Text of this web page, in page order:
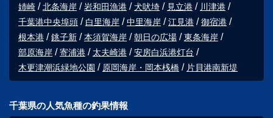
姉崎
北条海岸 岩和田漁港 犬吠埼 見立港
川津港
千葉港中央埠頭
白里海岸 中里海岸 江見港
御宿港
根本港
銚子新 本須賀海岸 朝日の広場
東条海岸
部原海岸
寄浦港 太夫崎港
安房白浜港灯台
木更津潮浜緑地公園
原岡海岸・岡本桟橋 片貝港南新堤
千葉県の人気魚種の釣果情報